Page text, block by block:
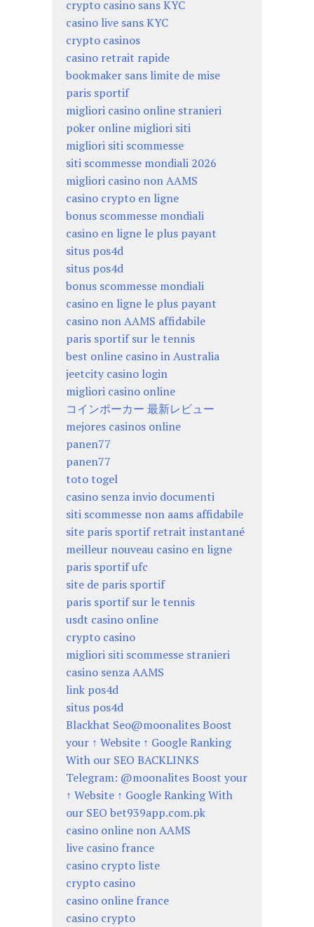
crypto casino sans KYC
casino live sans KYC
crypto casinos
casino retrait rapide
bookmaker sans limite de mise
paris sportif
migliori casino online stranieri
poker online migliori siti
migliori siti scommesse
siti scommesse mondiali 2026
migliori casino non AAMS
casino crypto en ligne
bonus scommesse mondiali
casino en ligne le plus payant
situs pos4d
situs pos4d
bonus scommesse mondiali
casino en ligne le plus payant
casino non AAMS affidabile
paris sportif sur le tennis
best online casino in Australia
jeetcity casino login
migliori casino online
コインポーカー 最新レビュー
mejores casinos online
panen77
panen77
toto togel
casino senza invio documenti
siti scommesse non aams affidabile
site paris sportif retrait instantané
meilleur nouveau casino en ligne
paris sportif ufc
site de paris sportif
paris sportif sur le tennis
usdt casino online
crypto casino
migliori siti scommesse stranieri
casino senza AAMS
link pos4d
situs pos4d
Blackhat Seo@moonalites Boost
your ↑ Website ↑ Google Ranking
With our SEO BACKLINKS
Telegram: @moonalites Boost your
↑ Website ↑ Google Ranking With
our SEO bet939app.com.pk
casino online non AAMS
live casino france
casino crypto liste
crypto casino
casino online france
casino crypto